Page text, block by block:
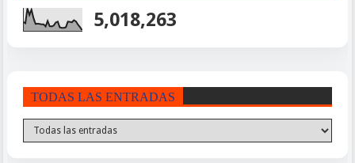
5,018,263
TODAS LAS ENTRADAS